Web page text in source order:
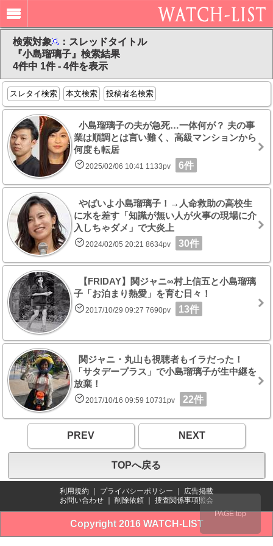
検索対象
：スレッドタイトル
『小島瑠璃子』検索結果
4件中 1件 - 4件を表示
スレタイ検索 本文検索 投稿者名検索
小島瑠璃子の夫が急死…一体何が？ 夫の事
業は順調とは言い難く、高級マンションから
何度も転居
2025/02/06 10:41 1133pv 6件
やばいよ小島瑠璃子！→人命救助の高校生
に水を差す「知識が無い人が火事の現場に介
入しちゃダメ」で大炎上
2024/02/05 20:21 8634pv 30件
【FRIDAY】関ジャニ∞村上信五と小島瑠璃
子「お泊まり熱愛」を育む日々！
2017/10/29 09:27 7690pv 13件
関ジャニ・丸山も視聴者もイラだった！
「サタデープラス」で小島瑠璃子が生中継を
放棄！
2017/10/16 09:59 10731pv 22件
PREV NEXT
TOPへ戻る
利用規約 プライバシーポリシー
広告掲載
お問い合わせ
削除依頼 捜査関係事項照会
Copyright 2016 WATCH-LIST
PAGE top